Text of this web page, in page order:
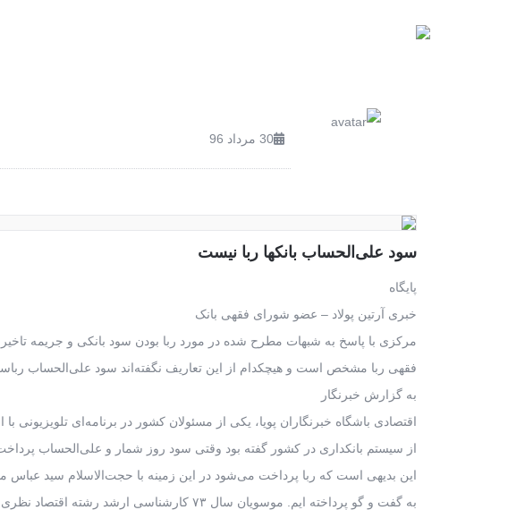
30 مرداد 96
سود علی‌الحساب بانکها ربا نیست
پایگاه
خبری آرتین پولاد – عضو شورای فقهی بانک
مرکزی با پاسخ به شبهات مطرح شده در مورد ربا بودن سود بانکی و جریمه
فقهی ربا مشخص است و هیچکدام از این تعاریف نگفته‌اند سود علی‌الحساب
به گزارش خبرنگار
اقتصادی باشگاه خبرنگاران پویا، یکی از مسئولان کشور در برنامه‌ای تلویزیونی با
از سیستم بانکداری در کشور گفته بود وقتی سود روز شمار و علی‌الحساب
این بدیهی است که ربا پرداخت می‌شود در این زمینه با حجت‌الاسلام سید عباس
به گفت و گو پرداخته ایم. موسویان سال ۷۳ کارشناسی ارشد رشته اقتصاد نظری از دانشگاه شهید بهشتی گرفت و بعد از آن به تحصیل در